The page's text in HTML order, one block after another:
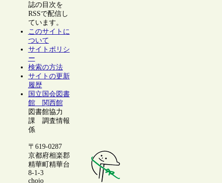
誌の目次を
RSSで配信し
ています。
このサイトに
ついて
サイトポリシ
ー
検索の方法
サイトの更新
履歴
国立国会図書
館 関西館
図書館協力
課 調査情報
係
〒619-0287
京都府相楽郡
精華町精華台
8-1-3
chojo